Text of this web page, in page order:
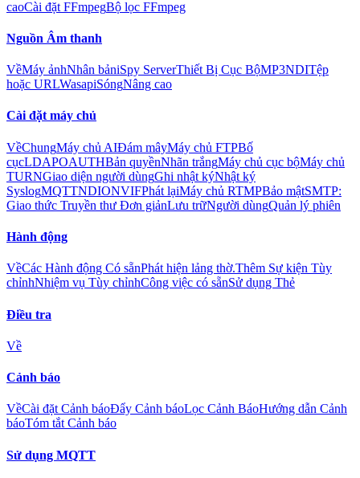
caoCài đặt FFmpegBộ lọc FFmpeg
Nguồn Âm thanh
VềMáy ảnhNhân bảniSpy ServerThiết Bị Cục BộMP3NDITệp
hoặc URLWasapiSóngNâng cao
Cài đặt máy chủ
VềChungMáy chủ AIĐám mâyMáy chủ FTPBố
cụcLDAPOAUTHBản quyềnNhãn trắngMáy chủ cục bộMáy chủ
TURNGiao diện người dùngGhi nhật kýNhật ký
SyslogMQTTNDIONVIFPhát lạiMáy chủ RTMPBảo mậtSMTP:
Giao thức Truyền thư Đơn giảnLưu trữNgười dùngQuản lý phiên
Hành động
VềCác Hành động Có sẵnPhát hiện lảng thờ.Thêm Sự kiện Tùy
chỉnhNhiệm vụ Tùy chỉnhCông việc có sẵnSử dụng Thẻ
Điều tra
Về
Cảnh báo
VềCài đặt Cảnh báoĐẩy Cảnh báoLọc Cảnh BáoHướng dẫn Cảnh
báoTóm tắt Cảnh báo
Sử dụng MQTT